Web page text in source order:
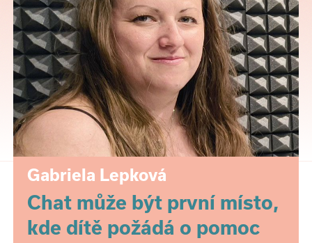
Gabriela Lepková
Chat může být první místo,
kde dítě požádá o pomoc